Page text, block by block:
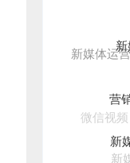
微信视频
新
新